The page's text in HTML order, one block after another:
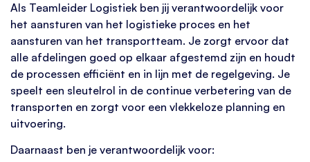
Als Teamleider Logistiek ben jij verantwoordelijk voor
het aansturen van het logistieke proces en het
aansturen van het transportteam. Je zorgt ervoor dat
alle afdelingen goed op elkaar afgestemd zijn en houdt
de processen efficiënt en in lijn met de regelgeving. Je
speelt een sleutelrol in de continue verbetering van de
transporten en zorgt voor een vlekkeloze planning en
uitvoering.
Daarnaast ben je verantwoordelijk voor: